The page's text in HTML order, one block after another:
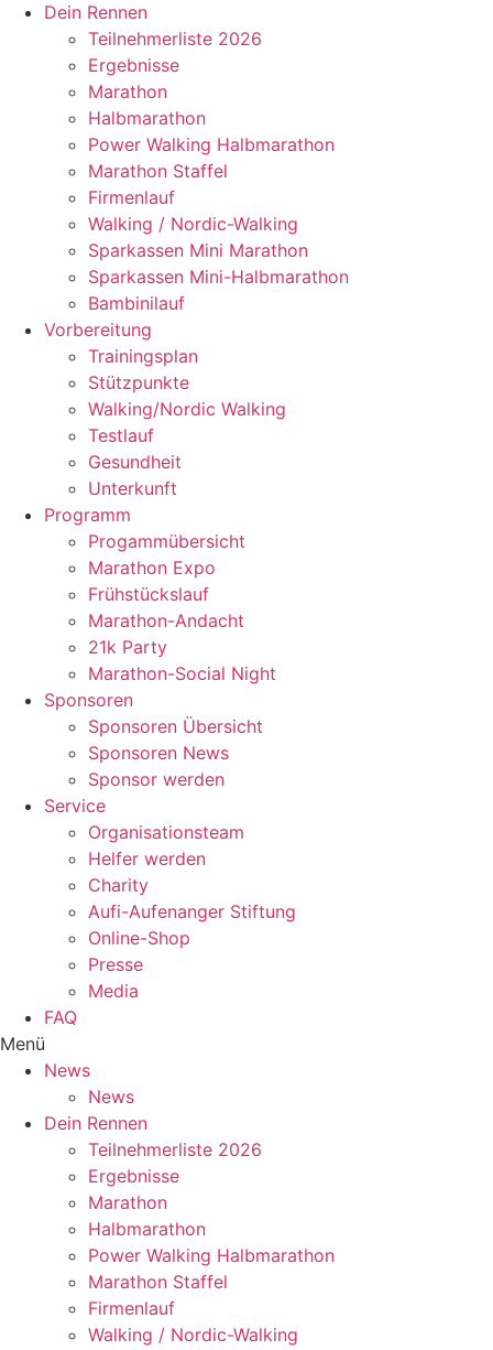
Dein Rennen
Teilnehmerliste 2026
Ergebnisse
Marathon
Halbmarathon
Power Walking Halbmarathon
Marathon Staffel
Firmenlauf
Walking / Nordic-Walking
Sparkassen Mini Marathon
Sparkassen Mini-Halbmarathon
Bambinilauf
Vorbereitung
Trainingsplan
Stützpunkte
Walking/Nordic Walking
Testlauf
Gesundheit
Unterkunft
Programm
Progammübersicht
Marathon Expo
Frühstückslauf
Marathon-Andacht
21k Party
Marathon-Social Night
Sponsoren
Sponsoren Übersicht
Sponsoren News
Sponsor werden
Service
Organisationsteam
Helfer werden
Charity
Aufi-Aufenanger Stiftung
Online-Shop
Presse
Media
FAQ
Menü
News
News
Dein Rennen
Teilnehmerliste 2026
Ergebnisse
Marathon
Halbmarathon
Power Walking Halbmarathon
Marathon Staffel
Firmenlauf
Walking / Nordic-Walking